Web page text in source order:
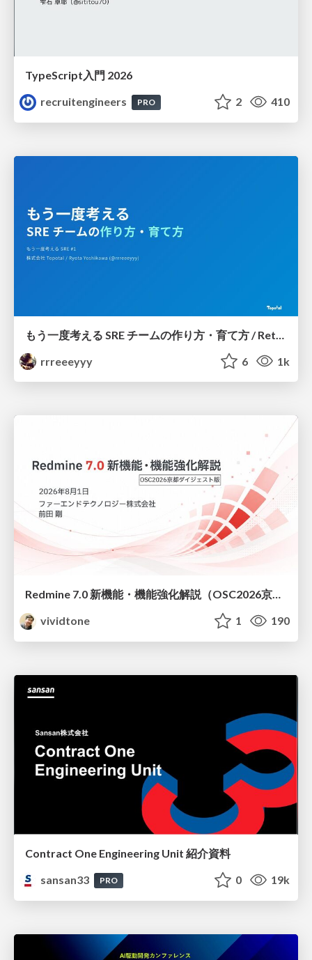
TypeScript入門 2026
recruitengineers
PRO 2 410
rrreeeyyy
6 1k
Redmine 7.0 新機能・機能強化解説（OSC2026京都ダイジェスト版）
vividtone
1 190
Contract One Engineering Unit 紹介資料
sansan33
PRO 0 19k